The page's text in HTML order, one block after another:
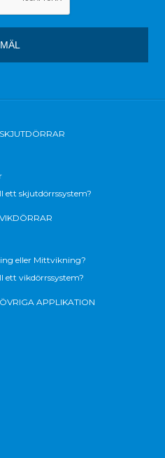
ett skjutdörrssystem?
eller Mittvikning?
ett vikdörrssystem?
APPLIKATION